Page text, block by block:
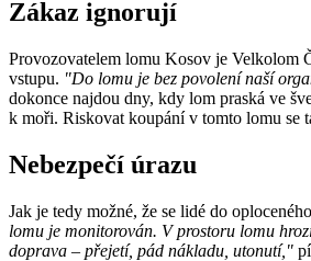
Zákaz ignorují
Provozovatelem lomu Kosov je Velkolom
vstupu. "Do lomu je bez povolení naší
dokonce najdou dny, kdy lom praská ve
k moři. Riskovat koupání v tomto lomu se
Nebezpečí úrazu
Jak je tedy možné, že se lidé do
lomu je monitorován. V prostoru lomu
doprava – přejetí, pád nákladu, utonutí,"